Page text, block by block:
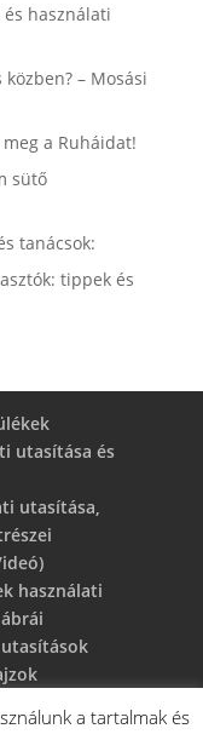
használati
– Mosási
a Ruháidat!
sütő
tanácsok:
tippek és
utasítása és
utasítása,
használati
a tartalmak és